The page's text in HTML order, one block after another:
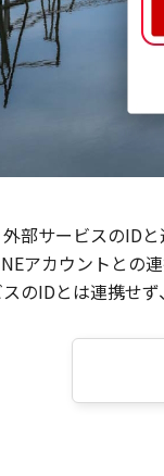
部サービスのIDと
アカウントとの連
のIDとは連携せず